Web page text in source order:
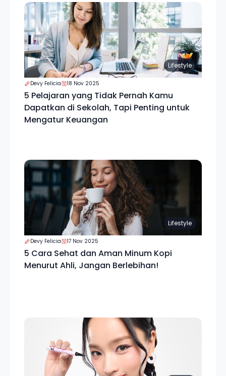
Lifestyle
Devy Felicia 18 Nov 2025
5 Pelajaran yang Tidak Pernah Kamu
Dapatkan di Sekolah, Tapi Penting untuk
Mengatur Keuangan
Lifestyle
Devy Felicia 17 Nov 2025
5 Cara Sehat dan Aman Minum Kopi
Menurut Ahli, Jangan Berlebihan!